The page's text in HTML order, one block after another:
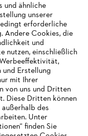
und ähnliche
unserer
erforderliche
Andere Cookies, die
und
nutzen, einschließlich
und Erstellung
mit Ihrer
von uns und Dritten
Diese Dritten können
des
Unter
finden Sie